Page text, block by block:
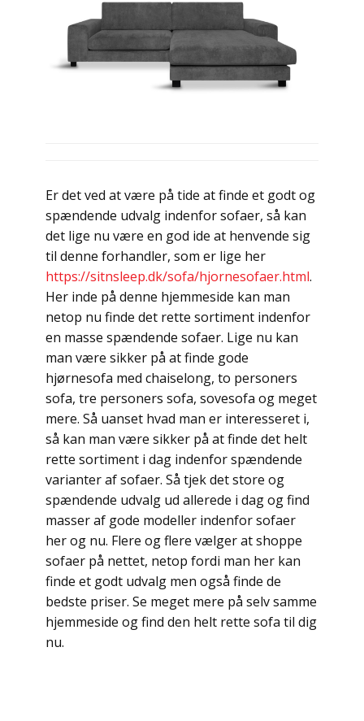
Er det ved at være på tide at finde et godt og
spændende udvalg indenfor sofaer, så kan
det lige nu være en god ide at henvende sig
til denne forhandler, som er lige her
https://sitnsleep.dk/sofa/hjornesofaer.html.
Her inde på denne hjemmeside kan man
netop nu finde det rette sortiment indenfor
en masse spændende sofaer. Lige nu kan
man være sikker på at finde gode
hjørnesofa med chaiselong, to personers
sofa, tre personers sofa, sovesofa og meget
mere. Så uanset hvad man er interesseret i,
så kan man være sikker på at finde det helt
rette sortiment i dag indenfor spændende
varianter af sofaer. Så tjek det store og
spændende udvalg ud allerede i dag og find
masser af gode modeller indenfor sofaer
her og nu. Flere og flere vælger at shoppe
sofaer på nettet, netop fordi man her kan
finde et godt udvalg men også finde de
bedste priser. Se meget mere på selv samme
hjemmeside og find den helt rette sofa til dig
nu.